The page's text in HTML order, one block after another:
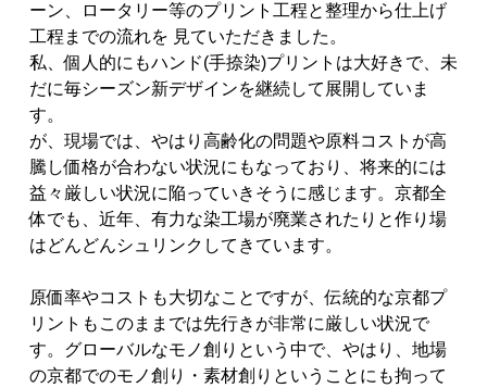
ーン、ロータリー等のプリント工程と整理から仕上げ
工程までの流れを 見ていただきました。
私、個人的にもハンド(手捺染)プリントは大好きで、未
だに毎シーズン新デザインを継続して展開していま
す。
が、現場では、やはり高齢化の問題や原料コストが高
騰し価格が合わない状況にもなっており、将来的には
益々厳しい状況に陥っていきそうに感じます。京都全
体でも、近年、有力な染工場が廃業されたりと作り場
はどんどんシュリンクしてきています。
原価率やコストも大切なことですが、伝統的な京都プ
リントもこのままでは先行きが非常に厳しい状況で
す。グローバルなモノ創りという中で、やはり、地場
の京都でのモノ創り・素材創りということにも拘って